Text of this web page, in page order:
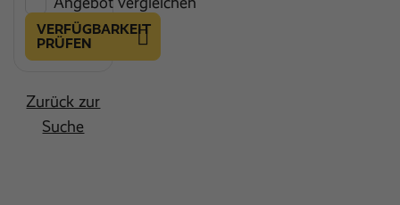
VERFÜGBARKEIT
PRÜFEN
Zurück zur
Suche